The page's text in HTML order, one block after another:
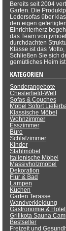
Bereits seit 2004
Garten. Die
Ledersofas über
den eigen
Einrichterherz
das Team von
durchdachten
Klasse ist das
Schließen Sie sich
gemütliches Heim
KATEGORIEN
Sonderangebote
Chesterfield-Welt
Sofas & Couches
Möbel Sofort
Klassische Möbel
Wohnzimmer
Esszimmer
Büro
Schlafzimmer
Kinder
Stahlmöbel
Italienische Möbel
Massivholzmöbel
Dekoration
Flur & Bad
Lampen
Küchen
Garten Terasse
Wandverkleidung
Gastronomie &
Grillkota Sauna
Bestseller
Freizeit und